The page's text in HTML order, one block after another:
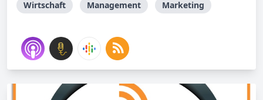
Wirtschaft Management Marketing